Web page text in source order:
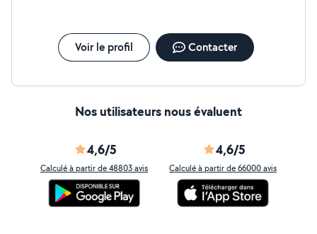
Voir le profil Contacter
Nos utilisateurs nous évaluent
4,6/5
Calculé à partir de 48803 avis
4,6/5
Calculé à partir de 66000 avis